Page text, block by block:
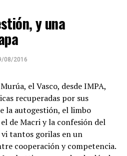
y una
08/2016
el Vasco, desde IMPA,
recuperadas por sus
la autogestión, el limbo
de Macri y la confesión del
tantos gorilas en un
cooperación y competencia.